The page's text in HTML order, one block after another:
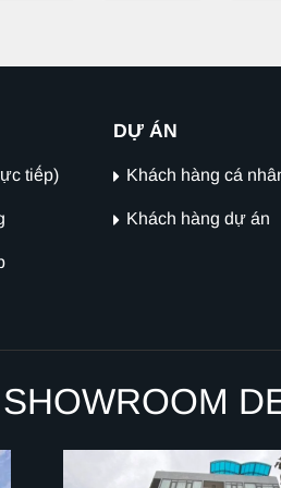
tiếp)
DỰ ÁN
Khách hàng cá
Khách hàng dự án